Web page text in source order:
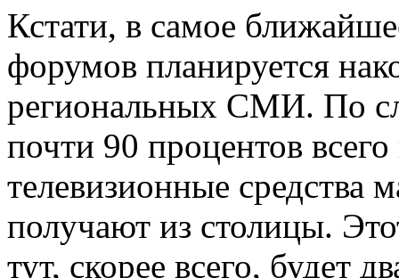
Кстати, в самое
форумов планируется
региональных СМИ. По
почти 90 процентов
телевизионные средства
получают из столицы.
тут, скорее всего, будет